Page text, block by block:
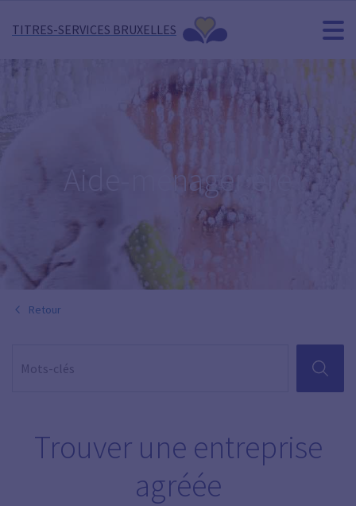
TITRES-SERVICES BRUXELLES
Aide-ménager·ère
Retour
Trouver une entreprise
agréée